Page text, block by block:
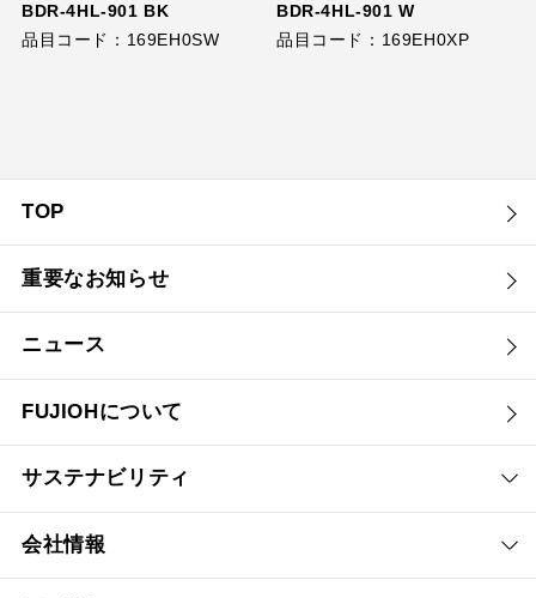
BDR-4HL-901 BK
品目コード：169EH0SW
BDR-4HL-901 W
品目コード：169EH0XP
TOP
重要なお知らせ
ニュース
FUJIOHについて
サステナビリティ
会社情報